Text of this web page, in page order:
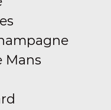
Mans